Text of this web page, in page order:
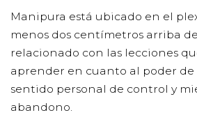
Manipura está ubicado en el
menos dos centímetros arriba
relacionado con las lecciones
aprender en cuanto al poder de
sentido personal de control y
abandono.